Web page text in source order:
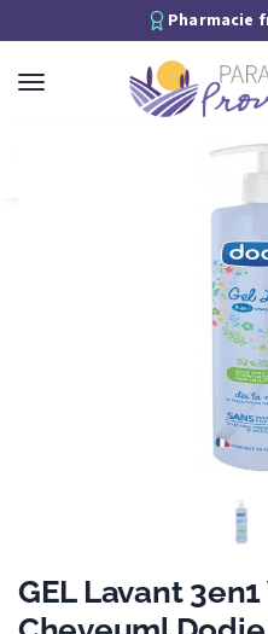
Pharmacie
GEL Lavant